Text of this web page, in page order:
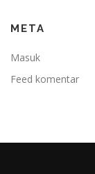
META
Masuk
Feed komentar